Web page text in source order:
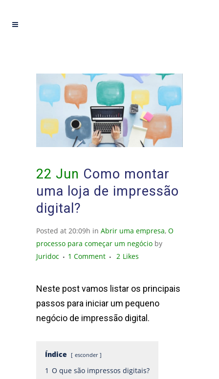
22 Jun Como montar
uma loja de impressão
digital?
Posted at 20:09h in Abrir uma empresa, O
processo para começar um negócio by
Juridoc
1 Comment 2 Likes
Neste post vamos listar os principais
passos para iniciar um pequeno
negócio de impressão digital.
Índice esconder
1 O que são impressos digitais?